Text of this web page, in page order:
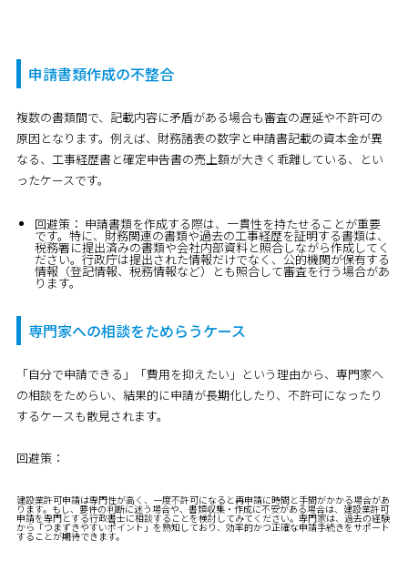
申請書類作成の不整合
複数の書類間で、記載内容に矛盾がある場合も審査の遅延や不許可の
原因となります。例えば、財務諸表の数字と申請書記載の資本金が異
なる、工事経歴書と確定申告書の売上額が大きく乖離している、とい
ったケースです。
回避策： 申請書類を作成する際は、一貫性を持たせることが重要
です。特に、財務関連の書類や過去の工事経歴を証明する書類は、
税務署に提出済みの書類や会社内部資料と照合しながら作成してく
ださい。行政庁は提出された情報だけでなく、公的機関が保有する
情報（登記情報、税務情報など）とも照合して審査を行う場合があ
ります。
専門家への相談をためらうケース
「自分で申請できる」「費用を抑えたい」という理由から、専門家へ
の相談をためらい、結果的に申請が長期化したり、不許可になったり
するケースも散見されます。
回避策：
建設業許可申請は専門性が高く、一度不許可になると再申請に時間と手間がかかる場合があ
ります。もし、要件の判断に迷う場合や、書類収集・作成に不安がある場合は、建設業許可
申請を専門とする行政書士に相談することを検討してみてください。専門家は、過去の経験
から「つまずきやすいポイント」を熟知しており、効率的かつ正確な申請手続きをサポート
することが期待できます。